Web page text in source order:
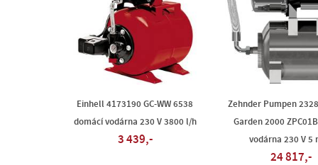
Einhell 4173190 GC-WW 6538
domácí vodárna 230 V 3800 l/h
3 439,-
Zehnder Pumpen
Garden 2000
vodárna 230 V 5
24 817,-